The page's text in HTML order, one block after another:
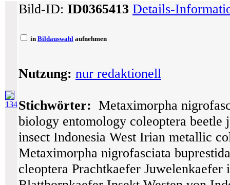
134
Bild-ID: ID0365413 Details-
in Bildauswahl aufnehmen
Nutzung: nur redaktionell
Stichwörter: Metaximorpha
biology entomology coleoptera beetle
insect Indonesia West Irian metallic
Metaximorpha nigrofasciata
cleoptera Prachtkaefer